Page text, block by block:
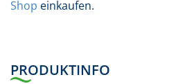
Shop einkaufen.
PRODUKTINFO